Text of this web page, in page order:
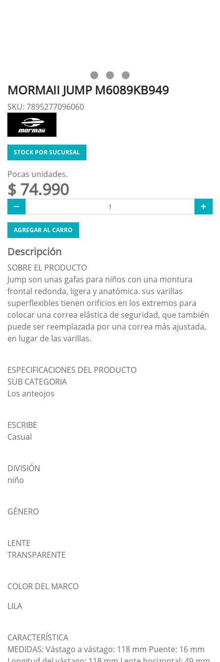
MORMAII JUMP M6089KB949
SKU: 7895277096060
STOCK POR SUCURSAL
Pocas unidades.
$ 74.990
AGREGAR AL CARRO
Descripción
SOBRE EL PRODUCTO
Jump son unas gafas para niños con una montura
frontal redonda, ligera y anatómica. sus varillas
superflexibles tienen orificios en los extremos para
colocar una correa elástica de seguridad, que también
puede ser reemplazada por una correa más ajustada,
en lugar de las varillas.
ESPECIFICACIONES DEL PRODUCTO
SUB CATEGORIA
Los anteojos
ESCRIBE
Casual
DIVISIÓN
niño
GÉNERO
LENTE
TRANSPARENTE
COLOR DEL MARCO
LILA
CARACTERÍSTICA
MEDIDAS: Vástago a vástago: 118 mm Puente: 16 mm